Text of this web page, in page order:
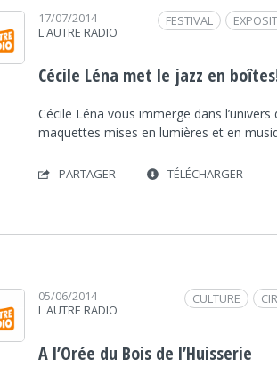
17/07/2014
L'AUTRE RADIO
FESTIVAL
Cécile Léna met le jazz en
Cécile Léna vous immerge dans l’univers
maquettes mises en lumières et en
PARTAGER TÉLÉCHARGER
05/06/2014
L'AUTRE RADIO
CULTURE
NATURE
A l’Orée du Bois de l’Huisserie